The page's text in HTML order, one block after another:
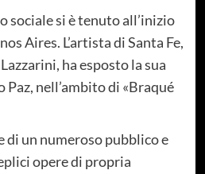
sociale si è tenuto all’inizio
Aires. L’artista di Santa Fe,
ha esposto la sua
Paz, nell’ambito di «Braqué
di un numeroso pubblico e
opere di propria